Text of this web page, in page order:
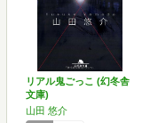
リアル鬼ごっこ (幻冬舎
文庫)
山田 悠介